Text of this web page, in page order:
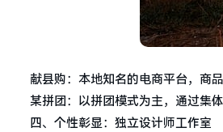
献县购：本地知名的电商平台，商
某拼团：以拼团模式为主，通过集
四、个性彰显：独立设计师工作室